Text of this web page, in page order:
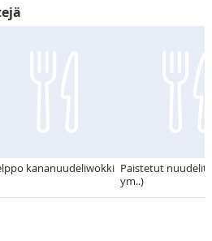
kananuudeliwokki Paistetut nuudelit
ym..)